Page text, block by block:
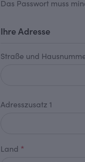
Das Passwort muss
Ihre Adresse
Straße und
Adresszusatz 1
Land *